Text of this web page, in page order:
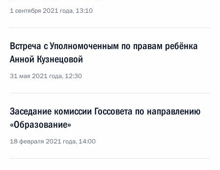
1 сентября 2021 года, 13:10
Встреча с Уполномоченным по правам ребёнка
Анной Кузнецовой
31 мая 2021 года, 12:30
Заседание комиссии Госсовета по направлению
«Образование»
18 февраля 2021 года, 14:00